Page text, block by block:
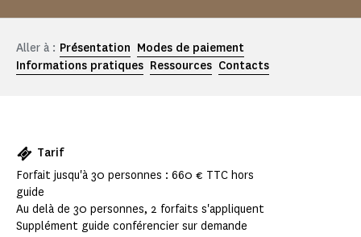
Aller à : Présentation Modes de paiement
Informations pratiques Ressources Contacts
Tarif
Forfait jusqu'à 30 personnes : 660 € TTC hors
guide
Au delà de 30 personnes, 2 forfaits s'appliquent
Supplément guide conférencier sur demande